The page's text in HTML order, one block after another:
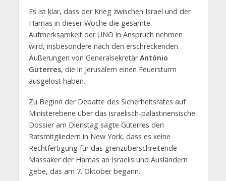
Es ist klar, dass der Krieg zwischen Israel und der
Hamas in dieser Woche die gesamte
Aufmerksamkeit der UNO in Anspruch nehmen
wird, insbesondere nach den erschreckenden
Äußerungen von GeneralsekretärAntónio
Guterres, die in Jerusalem einen Feuersturm
ausgelöst haben.
Zu Beginn der Debatte des Sicherheitsrates auf
Ministerebene über das israelisch-palästinensische
Dossier am Dienstag sagte Guterres den
Ratsmitgliedern in New York, dass es keine
Rechtfertigung für das grenzüberschreitende
Massaker der Hamas an Israelis und Ausländern
gebe, das am 7. Oktober begann.